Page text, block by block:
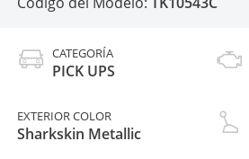
CATEGORÍA
PICK UPS
EXTERIOR COLOR
Sharkskin Metallic